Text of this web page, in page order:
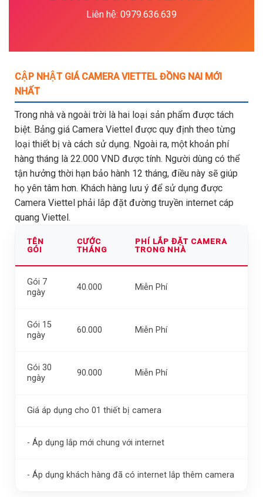
Liên hệ: 0979.636.639
CẬP NHẬT GIÁ CAMERA VIETTEL ĐỒNG NAI MỚI
NHẤT
Trong nhà và ngoài trời là hai loại sản phẩm được tách
biệt. Bảng giá Camera Viettel được quy định theo từng
loại thiết bị và cách sử dụng. Ngoài ra, một khoản phí
hàng tháng là 22.000 VND được tính. Người dùng có thể
tận hưởng thời hạn bảo hành 12 tháng, điều này sẽ giúp
họ yên tâm hơn. Khách hàng lưu ý để sử dụng được
Camera Viettel phải lắp đặt đường truyền internet cáp
quang Viettel.
TÊN
GÓI
CƯỚC
THÁNG
PHÍ LẮP ĐẶT CAMERA
TRONG NHÀ
Gói 7
ngày
40.000 Miễn Phí
Gói 15
ngày
60.000 Miễn Phí
Gói 30
ngày
90.000 Miễn Phí
Giá áp dụng cho 01 thiết bị camera
- Áp dụng lắp mới chung với internet
- Áp dụng khách hàng đã có internet lắp thêm camera